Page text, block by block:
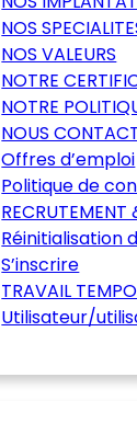
NOS
NOS VALEURS
NOTRE
NOTRE
NOUS
Offres d’emploi
Politique de
RECRUTEMENT
Réinitialisation
S’inscrire
TRAVAIL
Utilisateur/